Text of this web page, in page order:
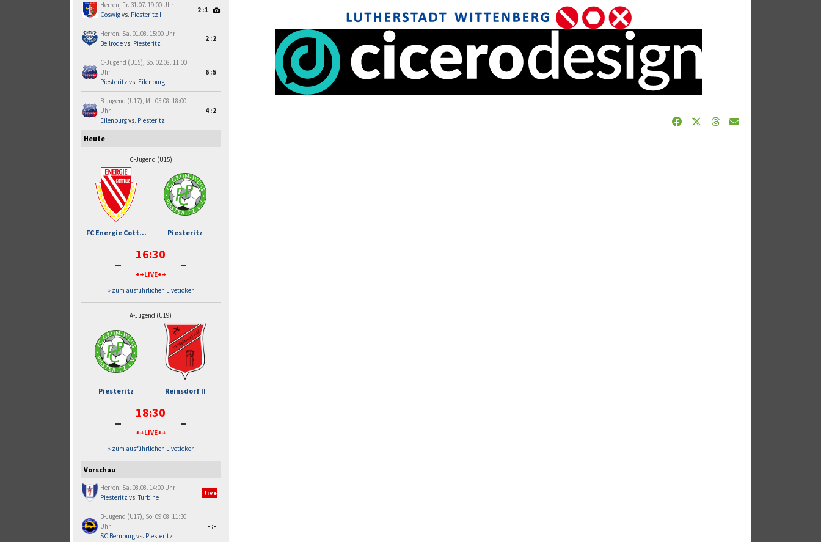
Herren, Fr. 31.07. 19:00 Uhr
Coswigvs. Piesteritz II
2:1
Herren, Sa. 01.08. 15:00 Uhr
Beilrodevs. Piesteritz
2:2
C-Jugend (U15), So. 02.08. 11:00
Uhr
Piesteritz vs. Eilenburg
6:5
B-Jugend (U17), Mi. 05.08. 18:00
Uhr
Eilenburgvs. Piesteritz
4:2
Heute
C-Jugend (U15)
FC Energie Cott... Piesteritz
- 16:30
++LIVE++ -
» zum ausführlichen Liveticker
A-Jugend (U19)
Piesteritz Reinsdorf II
- 18:30
++LIVE++ -
» zum ausführlichen Liveticker
Vorschau
Herren, Sa. 08.08. 14:00 Uhr
Piesteritz vs.Turbine
live
B-Jugend (U17), So. 09.08. 11:30
Uhr
SC Bernburgvs. Piesteritz
-:-